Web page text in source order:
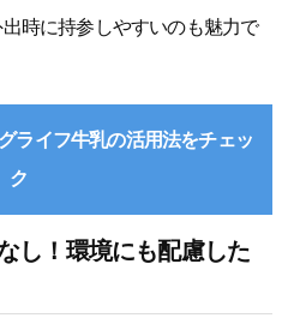
時に持参しやすいのも魅力で
ライフ牛乳の活用法をチェッ
ク
し！環境にも配慮した